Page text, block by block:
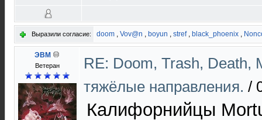
Выразили согласие: doom , Vov@n , boyun , stref, black_phoenix ,
ЭВМ
Ветеран
RE: Doom, Trash, Death,
тяжёлые направления. /
Калифорнийцы